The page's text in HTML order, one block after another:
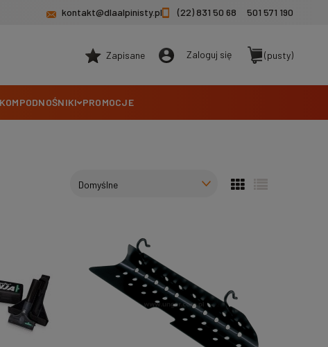
kontakt@dlaalpinisty.pl (22) 831 50 68 501 571 190
(pusty)
Zapisane Zaloguj się
PODNOŚNIKI PROMOCJE